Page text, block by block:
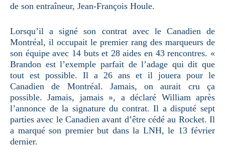
de son entraîneur, Jean-François Houle.
Lorsqu’il a signé son contrat avec le Canadien de
Montréal, il occupait le premier rang des marqueurs de
son équipe avec 14 buts et 28 aides en 43 rencontres. «
Brandon est l’exemple parfait de l’adage qui dit que
tout est possible. Il a 26 ans et il jouera pour le
Canadien de Montréal. Jamais, on aurait cru ça
possible. Jamais, jamais », a déclaré William après
l’annonce de la signature du contrat. Il a disputé sept
parties avec le Canadien avant d’être cédé au Rocket. Il
a marqué son premier but dans la LNH, le 13 février
dernier.